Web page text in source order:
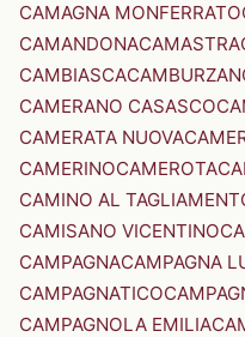
CAMAGNA MONFERRATO
CAMANDONACAMASTRA
CAMBIASCA
CAMERANO CASASCO
CAMERATA NUOVA
CAMERINOCAMEROTA
CAMINO AL
CAMISANO VICENTINO
CAMPAGNACAMPAGNA
CAMPAGNATICO
CAMPAGNOLA EMILIA